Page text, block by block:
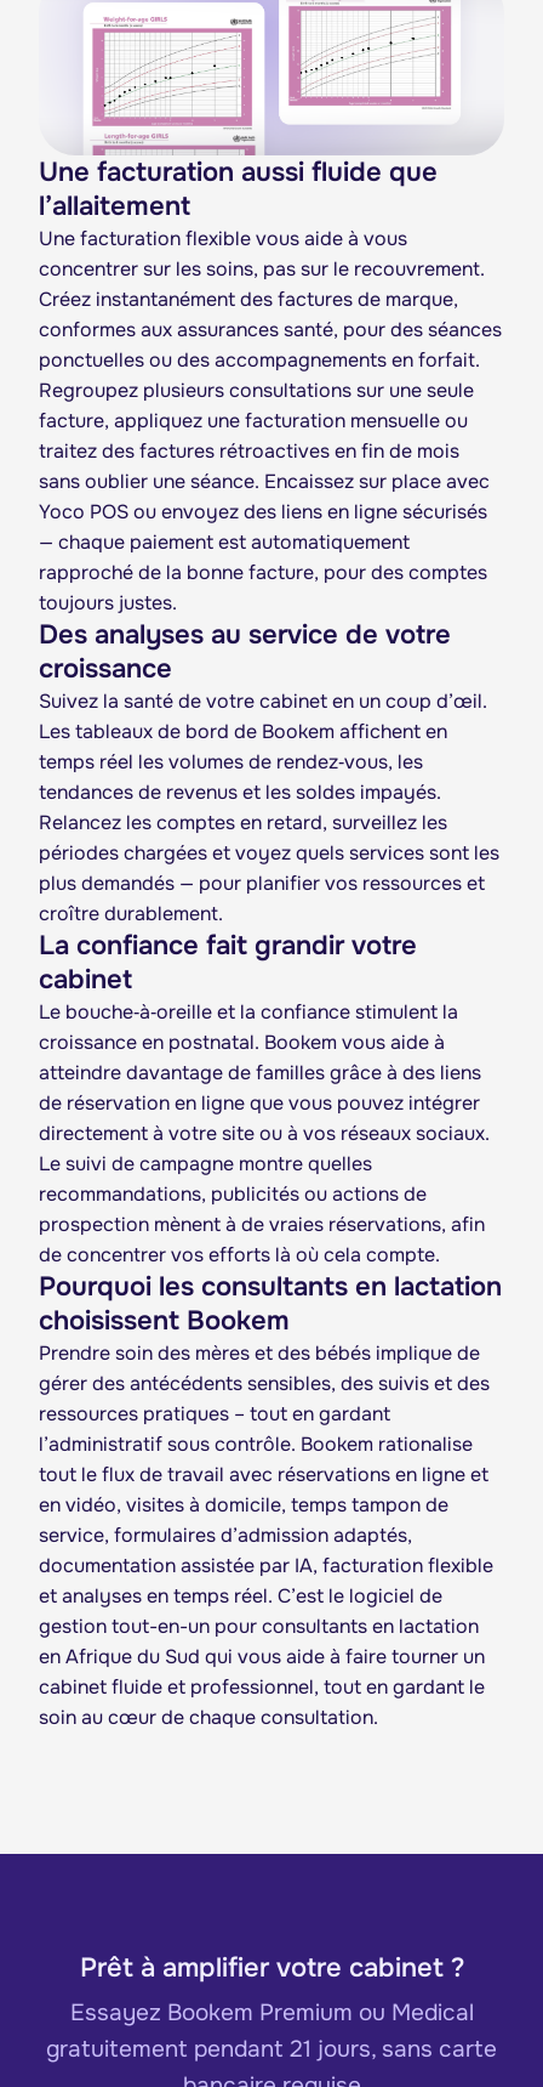
Une facturation aussi fluide que
l’allaitement
Une facturation flexible vous aide à vous
concentrer sur les soins, pas sur le recouvrement.
Créez instantanément des factures de marque,
conformes aux assurances santé, pour des séances
ponctuelles ou des accompagnements en forfait.
Regroupez plusieurs consultations sur une seule
facture, appliquez une facturation mensuelle ou
traitez des factures rétroactives en fin de mois
sans oublier une séance. Encaissez sur place avec
Yoco POS ou envoyez des liens en ligne sécurisés
— chaque paiement est automatiquement
rapproché de la bonne facture, pour des comptes
toujours justes.
Des analyses au service de votre
croissance
Suivez la santé de votre cabinet en un coup d’œil.
Les tableaux de bord de Bookem affichent en
temps réel les volumes de rendez‑vous, les
tendances de revenus et les soldes impayés.
Relancez les comptes en retard, surveillez les
périodes chargées et voyez quels services sont les
plus demandés — pour planifier vos ressources et
croître durablement.
La confiance fait grandir votre
cabinet
Le bouche‑à‑oreille et la confiance stimulent la
croissance en postnatal. Bookem vous aide à
atteindre davantage de familles grâce à des liens
de réservation en ligne que vous pouvez intégrer
directement à votre site ou à vos réseaux sociaux.
Le suivi de campagne montre quelles
recommandations, publicités ou actions de
prospection mènent à de vraies réservations, afin
de concentrer vos efforts là où cela compte.
Pourquoi les consultants en lactation
choisissent Bookem
Prendre soin des mères et des bébés implique de
gérer des antécédents sensibles, des suivis et des
ressources pratiques – tout en gardant
l’administratif sous contrôle. Bookem rationalise
tout le flux de travail avec réservations en ligne et
en vidéo, visites à domicile, temps tampon de
service, formulaires d’admission adaptés,
documentation assistée par IA, facturation flexible
et analyses en temps réel. C’est le logiciel de
gestion tout-en-un pour consultants en lactation
en Afrique du Sud qui vous aide à faire tourner un
cabinet fluide et professionnel, tout en gardant le
soin au cœur de chaque consultation.
Prêt à amplifier votre cabinet ?
Essayez Bookem Premium ou Medical
gratuitement pendant 21 jours, sans carte